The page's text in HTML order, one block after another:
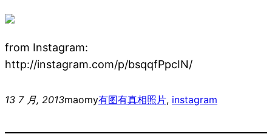
from Instagram:
http://instagram.com/p/bsqqfPpcIN/
13 7 月, 2013maomy有图有真相照片, instagram